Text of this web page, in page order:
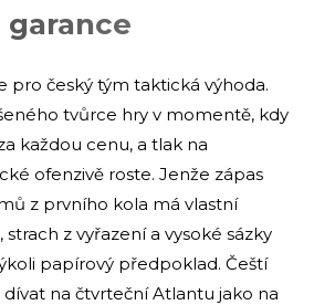
garance
pro český tým taktická výhoda.
tvůrce hry v momentě, kdy
každou cenu, a tlak na
ofenzivě roste. Jenže zápas
z prvního kola má vlastní
z vyřazení a vysoké sázky
papírový předpoklad. Čeští
na čtvrteční Atlantu jako na